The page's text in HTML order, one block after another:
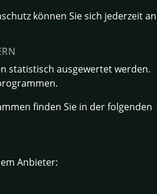
können Sie sich jederzeit an
statistisch ausgewertet werden.
finden Sie in der folgenden
Anbieter: